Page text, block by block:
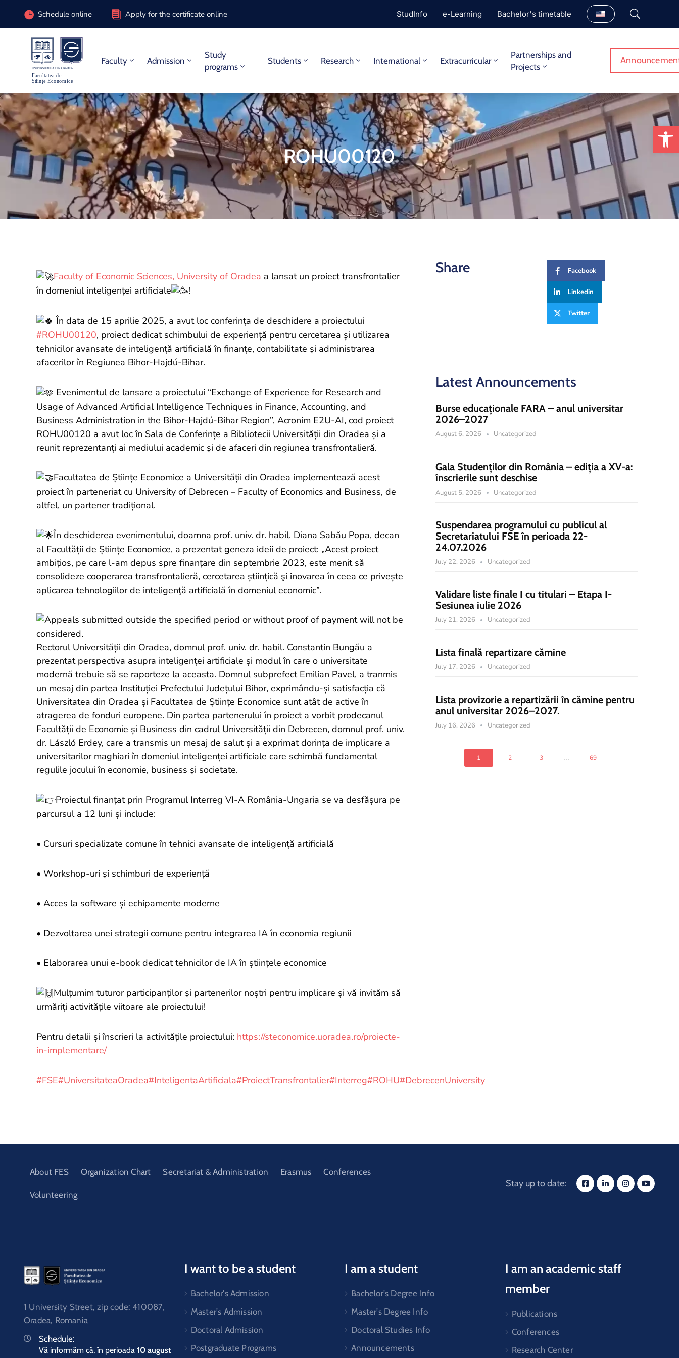
Schedule online Apply for the certificate online StudInfo e-Learning Bachelor's timetable
Faculty Admission
Study
programs
Students Research International Extracurricular
Partnerships and
Projects
ROHU00120
Faculty of Economic Sciences, University of Oradea a lansat un proiect transfrontalier
în domeniul inteligenței artificiale
!
În data de 15 aprilie 2025, a avut loc conferința de deschidere a proiectului
#ROHU00120, proiect dedicat schimbului de experiență pentru cercetarea și utilizarea
tehnicilor avansate de inteligență artificială în finanțe, contabilitate și administrarea
afacerilor în Regiunea Bihor-Hajdú-Bihar.
Evenimentul de lansare a proiectului “Exchange of Experience for Research and
Usage of Advanced Artificial Intelligence Techniques in Finance, Accounting, and
Business Administration in the Bihor-Hajdú-Bihar Region”, Acronim E2U-AI, cod proiect
ROHU00120 a avut loc în Sala de Conferințe a Bibliotecii Universității din Oradea și a
reunit reprezentanți ai mediului academic și de afaceri din regiunea transfrontalieră.
Facultatea de Științe Economice a Universității din Oradea implementează acest
proiect în parteneriat cu University of Debrecen – Faculty of Economics and Business, de
altfel, un partener tradițional.
În deschiderea evenimentului, doamna prof. univ. dr. habil. Diana Sabău Popa, decan
al Facultății de Științe Economice, a prezentat geneza ideii de proiect: „Acest proiect
ambițios, pe care l-am depus spre finanțare din septembrie 2023, este menit să
consolideze cooperarea transfrontalieră, cercetarea științică şi inovarea în ceea ce privește
aplicarea tehnologiilor de inteligenţă artificială în domeniul economic”.
Rectorul Universității din Oradea, domnul prof. univ. dr. habil. Constantin Bungău a
prezentat perspectiva asupra inteligenței artificiale și modul în care o universitate
modernă trebuie să se raporteze la aceasta. Domnul subprefect Emilian Pavel, a tranmis
un mesaj din partea Instituției Prefectului Județului Bihor, exprimându-și satisfacția că
Universitatea din Oradea și Facultatea de Științe Economice sunt atât de active în
atragerea de fonduri europene. Din partea partenerului în proiect a vorbit prodecanul
Facultății de Economie și Business din cadrul Universității din Debrecen, domnul prof. univ.
dr. László Erdey, care a transmis un mesaj de salut și a exprimat dorința de implicare a
universitarilor maghiari în domeniul inteligenței artificiale care schimbă fundamental
regulile jocului în economie, business și societate.
Proiectul finanțat prin Programul Interreg VI-A România-Ungaria se va desfășura pe
parcursul a 12 luni și include:
• Cursuri specializate comune în tehnici avansate de inteligență artificială
• Workshop-uri și schimburi de experiență
• Acces la software și echipamente moderne
• Dezvoltarea unei strategii comune pentru integrarea IA în economia regiunii
• Elaborarea unui e-book dedicat tehnicilor de IA în științele economice
Mulțumim tuturor participanților și partenerilor noștri pentru implicare și vă invităm să
urmăriți activitățile viitoare ale proiectului!
Pentru detalii și înscrieri la activitățile proiectului: https://steconomice.uoradea.ro/proiecte-
in-implementare/
#FSE#UniversitateaOradea#InteligentaArtificiala#ProiectTransfrontalier#Interreg#ROHU#DebrecenUniversity
Share Facebook
Linkedin
Twitter
Latest Announcements
Burse educaționale FARA – anul universitar
2026–2027
August 6, 2026 Uncategorized
Gala Studenților din România – ediția a XV-a:
înscrierile sunt deschise
August 5, 2026 Uncategorized
Suspendarea programului cu publicul al
Secretariatului FSE în perioada 22-
24.07.2026
July 22, 2026 Uncategorized
Validare liste finale I cu titulari – Etapa I-
Sesiunea iulie 2026
July 21, 2026 Uncategorized
Lista finală repartizare cămine
July 17, 2026 Uncategorized
Lista provizorie a repartizării în cămine pentru
anul universitar 2026–2027.
July 16, 2026 Uncategorized
1 2 3 ... 69
About FES Organization Chart Secretariat & Administration Erasmus Conferences
Volunteering
Stay up to date:
1 University Street, zip code: 410087,
Oradea, Romania
Schedule:
Vă informăm că, în perioada 10 august
I want to be a student
Bachelor's Admission
Master's Admission
Doctoral Admission
Postgraduate Programs
I am a student
Bachelor's Degree Info
Master's Degree Info
Doctoral Studies Info
Announcements
I am an academic staff
member
Publications
Conferences
Research Center